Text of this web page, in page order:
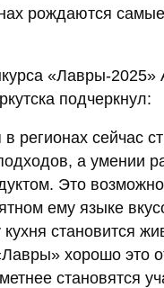
рождаются
«Лавры‑2025»
подчеркнул:
регионах сейчас
а умении
Это
ему языке
становится
хорошо это
становятся